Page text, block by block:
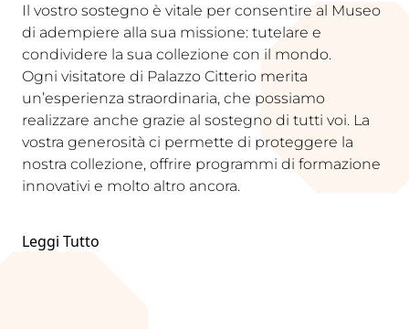
Il vostro sostegno è vitale per consentire al Museo
di adempiere alla sua missione: tutelare e
condividere la sua collezione con il mondo.
Ogni visitatore di Palazzo Citterio merita
un’esperienza straordinaria, che possiamo
realizzare anche grazie al sostegno di tutti voi. La
vostra generosità ci permette di proteggere la
nostra collezione, offrire programmi di formazione
innovativi e molto altro ancora.
Leggi Tutto